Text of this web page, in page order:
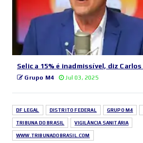
Selic a 15% é inadmissível, diz
Grupo M4 Jul 03, 2025
DF LEGAL DISTRITO FEDERAL GRUPO M4
TRIBUNA DO BRASIL VIGILÂNCIA SANITÁRIA
WWW.TRIBUNADOBRASIL.COM